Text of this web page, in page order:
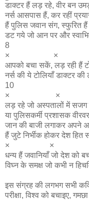
डाक्टर हैं लड़ रहे, वीर बन
नर्स आसपास हैं, कर रहीं
हैं पुलिस जवान संग, स्फुरित
डट गये जो आन पर और
8
× ×
आपको बचा सकें, लड़ रही हैं
नर्स की ये टोलियाँ डाक्टर की
10
× ×
लड़ रहे जो अस्पतालों में सजग
या पुलिसकर्मी प्रशासक
जान की बाजी लगाकर अपने
हैं जुटे निर्भीक होकर देश हित
× ×
धन्य हैं जवानियाँ जो देश को
विघ्न के समक्ष जो कभी न
इस संग्रह की लगभग सभी
परीक्षा, विश्व को बचाइए,